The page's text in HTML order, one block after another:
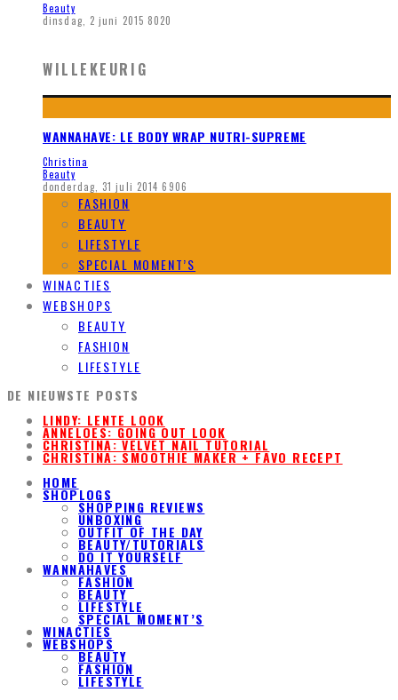
Beauty
dinsdag, 2 juni 2015 8020
WILLEKEURIG
WANNAHAVE: LE BODY WRAP NUTRI-SUPREME
Christina
Beauty
donderdag, 31 juli 2014 6906
FASHION
BEAUTY
LIFESTYLE
SPECIAL MOMENT’S
WINACTIES
WEBSHOPS
BEAUTY
FASHION
LIFESTYLE
DE NIEUWSTE POSTS
LINDY: LENTE LOOK
ANNELOES: GOING OUT LOOK
CHRISTINA: VELVET NAIL TUTORIAL
CHRISTINA: SMOOTHIE MAKER + FAVO RECEPT
HOME
SHOPLOGS
SHOPPING REVIEWS
UNBOXING
OUTFIT OF THE DAY
BEAUTY/TUTORIALS
DO IT YOURSELF
WANNAHAVES
FASHION
BEAUTY
LIFESTYLE
SPECIAL MOMENT’S
WINACTIES
WEBSHOPS
BEAUTY
FASHION
LIFESTYLE